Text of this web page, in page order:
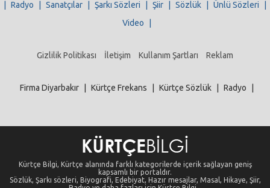
Radyo Sanatçılar Şarkı Sözleri Şiir Sözlük Ünlü Sözleri
Video
Gizlilik Politikası İletişim Kullanım Şartları Reklam
Firma Diyarbakır Kürtçe Frekans Kürtçe Sözlük Radyo
Kürtçe Bilgi, Kürtçe alanında farklı kategorilerde içerik sağlayan geniş
kapsamlı bir portaldır.
Sözlük, Şarkı sözleri, Biyografi, Edebiyat, Hazır mesajlar, Masal, Hikaye, Şiir,